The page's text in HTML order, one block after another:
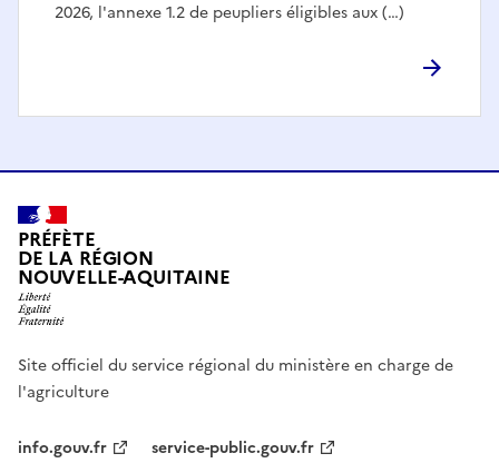
2026, l'annexe 1.2 de peupliers éligibles aux (…)
PRÉFÈTE
DE LA RÉGION
NOUVELLE-AQUITAINE
Site officiel du service régional du ministère en charge de
l'agriculture
info.gouv.fr service-public.gouv.fr